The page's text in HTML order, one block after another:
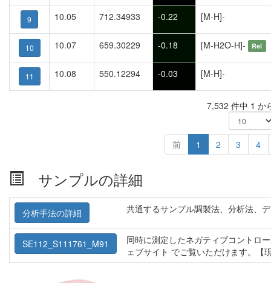
9 10.05 712.34933 -0.22 [M-H]-
10 10.07 659.30229 -0.18 [M-H2O-H]- Rel
11 10.08 550.12294 -0.03 [M-H]-
7,532 件中 1 か
前 1 2 3 4
サンプルの詳細
分析手法の詳細 共通するサンプル調製法、分析法、
SE112_S111761_M91
同時に測定したネガティブコントロ
ェブサイト でご覧いただけます。【